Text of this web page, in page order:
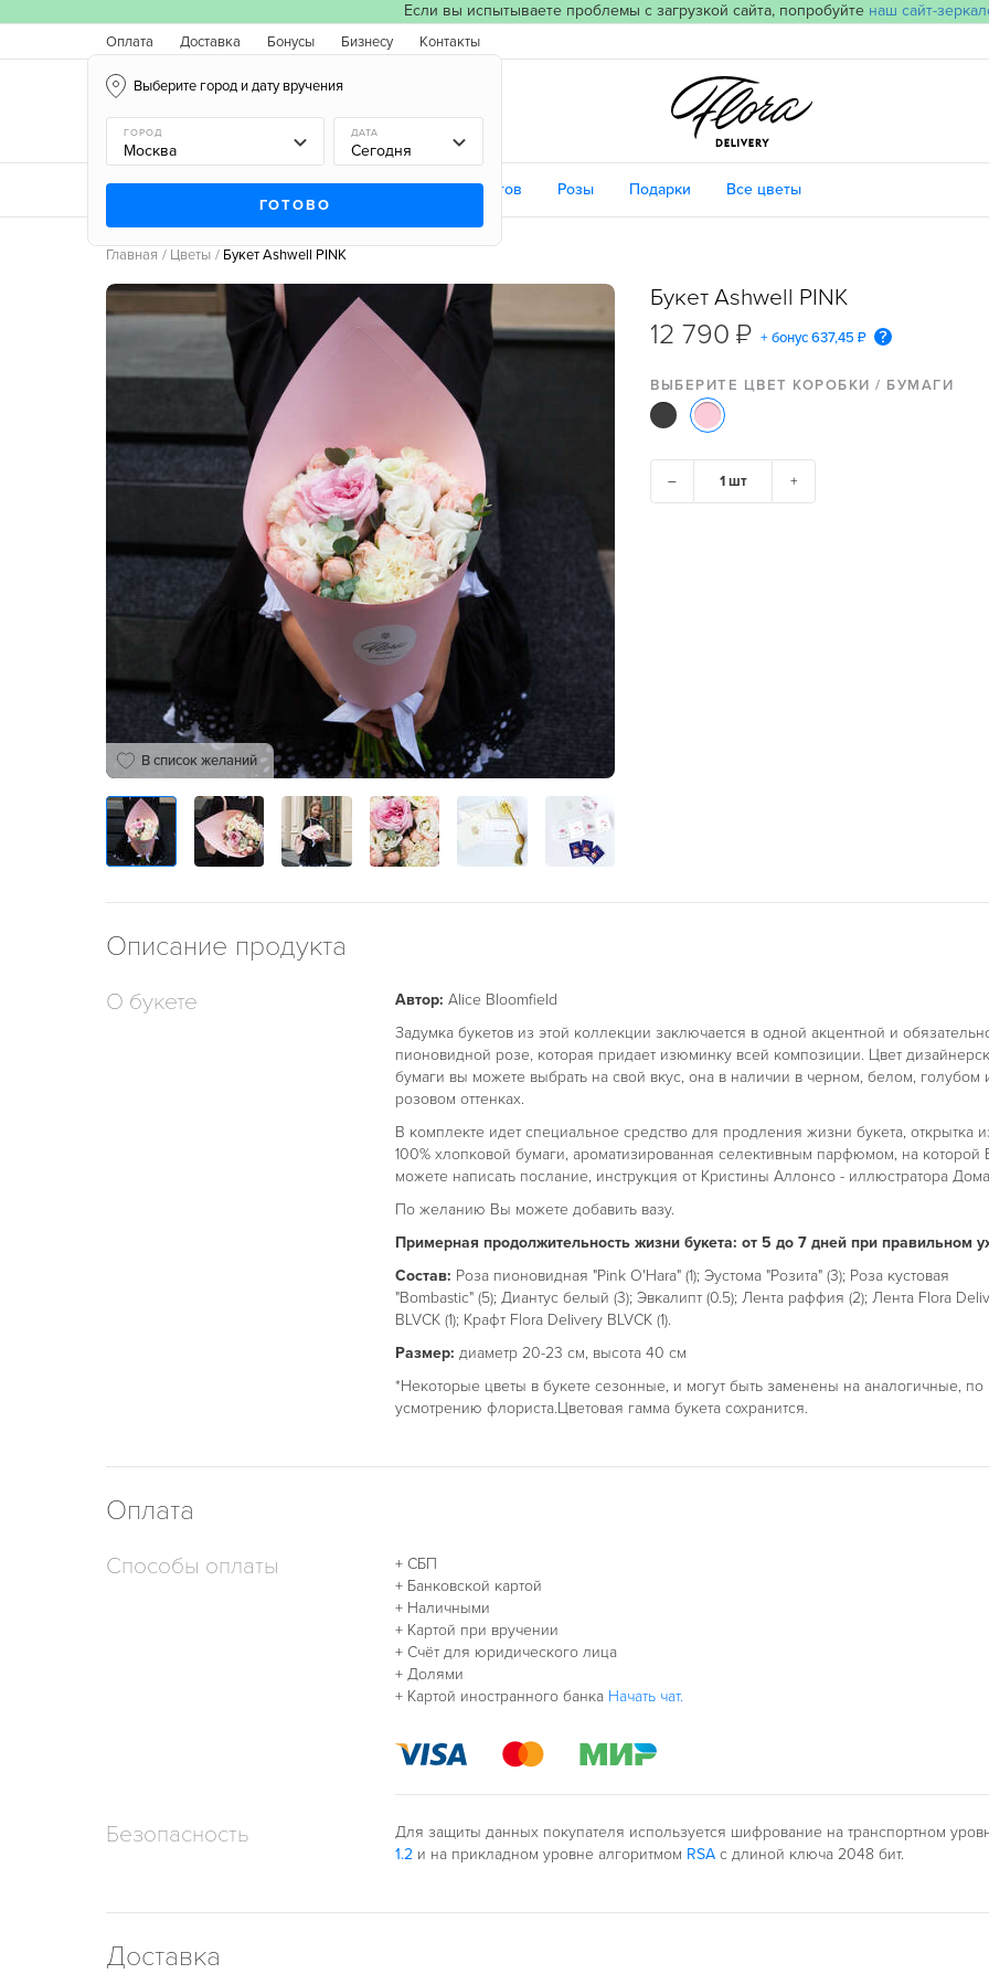
Если вы испытываете проблемы с загрузкой сайта, попробуйте наш сайт-
Оплата Доставка Бонусы Бизнесу Контакты
Новинки Типы букетов Поводы Типы цветов Розы Подарки Все цветы
Главная Цветы Букет Ashwell PINK
В список желаний
Букет Ashwell PINK
12 790 ₽ + бонус637,45 ₽
ВЫБЕРИТЕ ЦВЕТ КОРОБКИ / БУМАГИ
– +
Описание продукта
О букете Автор: Alice Bloomfield
Задумка букетов из этой коллекции заключается в одной акцентной и
пионовидной розе, которая придает изюминку всей композиции. Цвет
бумаги вы можете выбрать на свой вкус, она в наличии в черном, белом, голубом
розовом оттенках.
В комплекте идет специальное средство для продления жизни букета, открытка
100% хлопковой бумаги, ароматизированная селективным парфюмом, на которой
можете написать послание, инструкция от Кристины Аллонсо - иллюстратора
По желанию Вы можете добавить вазу.
Примерная продолжительность жизни букета: от 5 до 7 дней при правильном
Состав: Роза пионовидная "Pink O'Hara" (1); Эустома "Розита" (3); Роза кустовая
"Bombastic" (5); Диантус белый (3); Эвкалипт (0.5); Лента раффия (2); Лента Flora
BLVCK (1); Крафт Flora Delivery BLVCK (1).
Размер: диаметр 20-23 см, высота 40 см
*Некоторые цветы в букете сезонные, и могут быть заменены на аналогичные, по
усмотрению флориста.Цветовая гамма букета сохранится.
Оплата
Способы оплаты
+ СБП
+ Банковской картой
+ Наличными
+ Картой при вручении
+ Счёт для юридического лица
+ Долями
+ Картой иностранного банка Начать чат.
Безопасность Для защиты данных покупателя используется шифрование на транспортном
1.2 и на прикладном уровне алгоритмом RSA с длиной ключа 2048 бит.
Доставка
Выберите город и дату вручения
ГОРОД ДАТА
ГОТОВО